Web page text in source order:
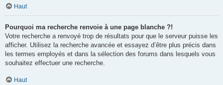
Haut
Pourquoi ma recherche renvoie à une page blanche ?!
Votre recherche a renvoyé trop de résultats pour que le serveur puisse les
afficher. Utilisez la recherche avancée et essayez d’être plus précis dans
les termes employés et dans la sélection des forums dans lesquels vous
souhaitez effectuer une recherche.
Haut